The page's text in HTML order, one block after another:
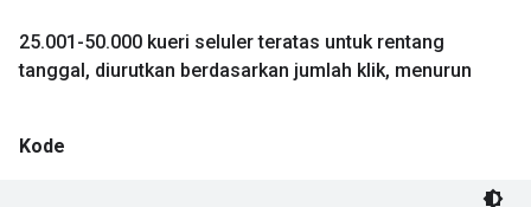
25.001-50.000 kueri seluler teratas untuk rentang
tanggal, diurutkan berdasarkan jumlah klik, menurun
Kode